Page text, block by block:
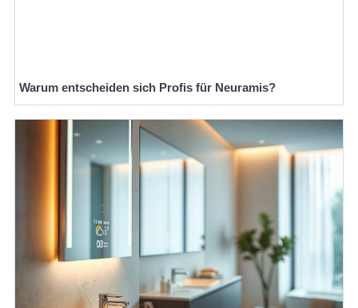
Warum entscheiden sich Profis für Neuramis?